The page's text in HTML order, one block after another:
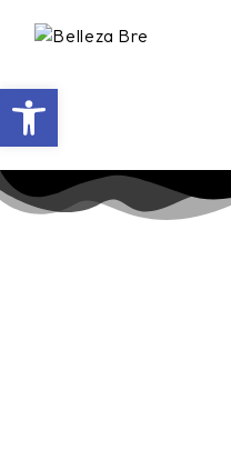
Abrir barra de herramientas